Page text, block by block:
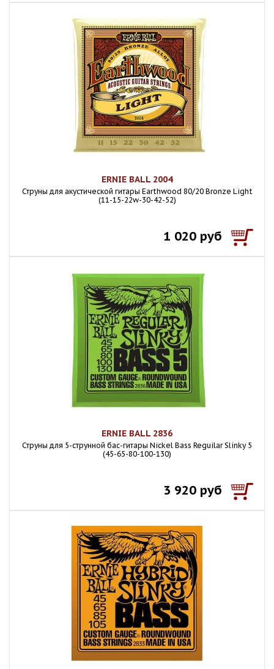
ERNIE BALL 2004
Струны для акустической гитары Earthwood 80/20 Bronze Light
(11-15-22w-30-42-52)
1 020 руб
ERNIE BALL 2836
Струны для 5-струнной бас-гитары Nickel Bass Reguilar Slinky 5
(45-65-80-100-130)
3 920 руб